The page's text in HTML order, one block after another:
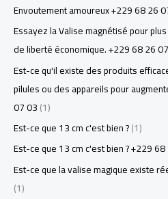
Envoutement amoureux +229 68 26
Essayez la Valise magnétisé pour
de liberté économique. +229 68 26
Est-ce qu'il existe des produits
pilules ou des appareils pour
07 03(1)
Est-ce que 13 cm c'est bien ?(1)
Est-ce que 13 cm c'est bien ? +229
Est-ce que la valise magique existe
(1)